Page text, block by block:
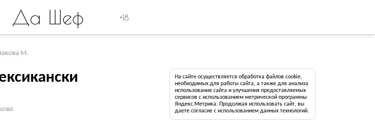
Да Шеф +18
М.
На сайте осуществляется обработка файлов cookie,
необходимых для работы сайта, а также для анализа
использования сайта и улучшения предоставляемых
сервисов с использованием метрической программы
Яндекс.Метрика. Продолжая использовать сайт, вы
даете согласие с использованием данных технологий.